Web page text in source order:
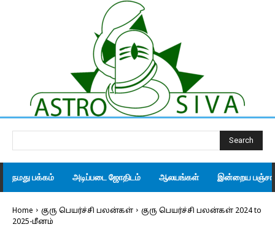
Search
நமது பக்கம் அடிப்படை ஜோதிடம் ஆலயங்கள் இன்றைய
Home குரு பெயர்ச்சி பலன்கள்
குரு பெயர்ச்சி பலன்கள் 2024 to
2025-மீனம்